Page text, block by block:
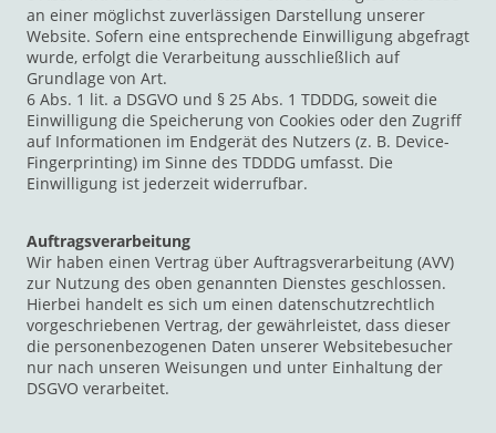
an einer möglichst zuverlässigen Darstellung unserer
Website. Sofern eine entsprechende Einwilligung abgefragt
wurde, erfolgt die Verarbeitung ausschließlich auf
Grundlage von Art.
6 Abs. 1 lit. a DSGVO und § 25 Abs. 1 TDDDG, soweit die
Einwilligung die Speicherung von Cookies oder den Zugriff
auf Informationen im Endgerät des Nutzers (z. B. Device-
Fingerprinting) im Sinne des TDDDG umfasst. Die
Einwilligung ist jederzeit widerrufbar.
Auftragsverarbeitung
Wir haben einen Vertrag über Auftragsverarbeitung (AVV)
zur Nutzung des oben genannten Dienstes geschlossen.
Hierbei handelt es sich um einen datenschutzrechtlich
vorgeschriebenen Vertrag, der gewährleistet, dass dieser
die personenbezogenen Daten unserer Websitebesucher
nur nach unseren Weisungen und unter Einhaltung der
DSGVO verarbeitet.